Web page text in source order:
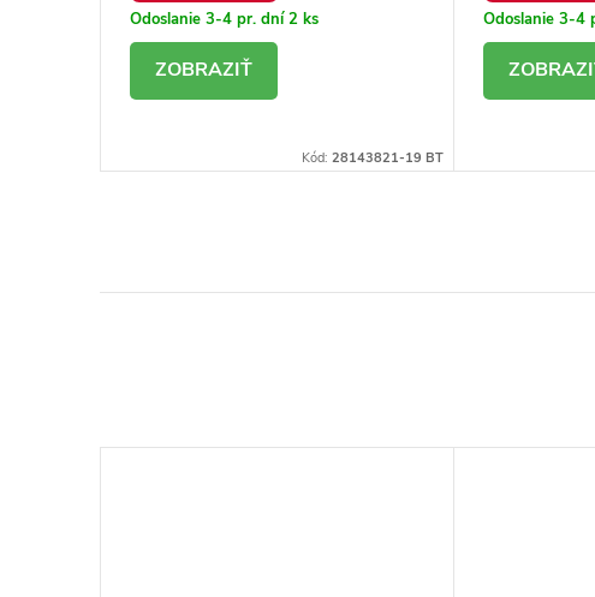
Odoslanie 3-4 pr. dní2 ks
Kód: 28143821-19 BT
Odoslanie 3-4